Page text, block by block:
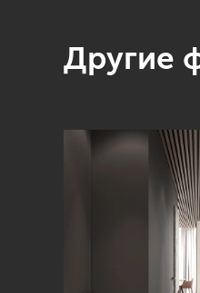
Другие